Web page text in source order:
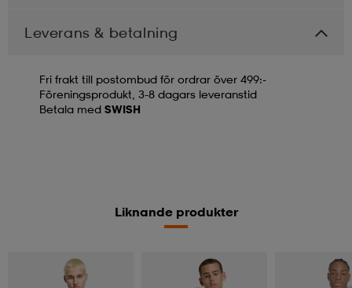
Leverans & betalning
Fri frakt till postombud för ordrar över 499:-
Föreningsprodukt, 3-8 dagars leveranstid
Betala med SWISH
Liknande produkter